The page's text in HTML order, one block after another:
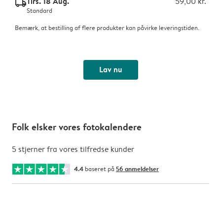
delivery_standard_v2
Standard
Bemærk, at bestilling af flere produkter kan påvirke leveringstiden.
Lav nu
Folk elsker vores fotokalendere
5 stjerner fra vores tilfredse kunder
4.4 baseret på 56 anmeldelser